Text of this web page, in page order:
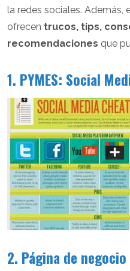
la redes sociales. Además,
ofrecen trucos, tips,
recomendaciones que
1. PYMES: Social
2. Página de